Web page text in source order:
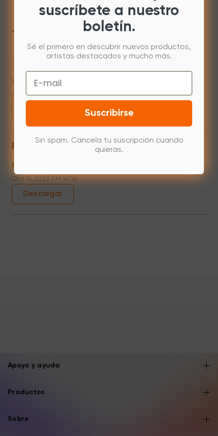
Windows
Mac 10.12~14.2
XPPenMac_3.4.15_240313
Apr 15,2024 PM 18:05
Previous versions
Mac10.10
Oct 14,2023 PM 14:16
Descargar
Apoyo y ayuda
Productos
Sobre
suscríbete a nuestro
boletín.
Sé el primero en descubrir nuevos productos,
artistas destacados y mucho más.
Email
Suscribirse
Sin spam. Cancela tu suscripción cuando
quieras.